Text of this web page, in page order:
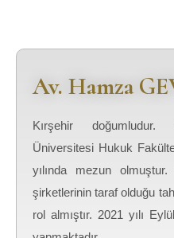
Av. Hamza
Kırşehir
Üniversitesi Hukuk
yılında mezun
şirketlerinin taraf olduğu
rol almıştır. 2021 yılı